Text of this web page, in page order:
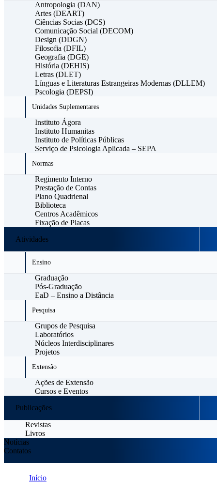
Antropologia (DAN)
Artes (DEART)
Ciências Socias (DCS)
Comunicação Social (DECOM)
Design (DDGN)
Filosofia (DFIL)
Geografia (DGE)
História (DEHIS)
Letras (DLET)
Línguas e Literaturas Estrangeiras Modernas (DLLEM)
Pscologia (DEPSI)
Unidades Suplementares
Instituto Ágora
Instituto Humanitas
Instituto de Políticas Públicas
Serviço de Psicologia Aplicada – SEPA
Normas
Regimento Interno
Prestação de Contas
Plano Quadrienal
Biblioteca
Centros Acadêmicos
Fixação de Placas
Atividades
Ensino
Graduação
Pós-Graduação
EaD – Ensino a Distância
Pesquisa
Grupos de Pesquisa
Laboratórios
Núcleos Interdisciplinares
Projetos
Extensão
Ações de Extensão
Cursos e Eventos
Publicações
Revistas
Livros
Notícias
Contatos
Início